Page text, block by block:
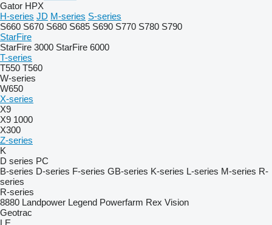
Gator HPX
H-series JD M-series S-series
S660 S670 S680 S685 S690 S770 S780 S790
StarFire
StarFire 3000 StarFire 6000
T-series
T550 T560
W-series
W650
X-series
X9
X9 1000
X300
Z-series
K
D series PC
B-series D-series F-series GB-series K-series L-series M-series R-
series
R-series
8880 Landpower Legend Powerfarm Rex Vision
Geotrac
LE